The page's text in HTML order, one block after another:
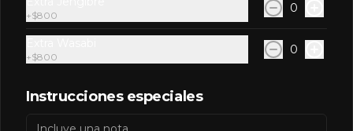
Instagram
Mi cuenta
+$800
0
+$800
0
Instrucciones especiales